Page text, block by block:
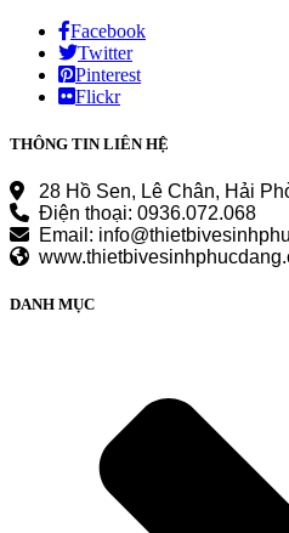
Facebook
Twitter
Pinterest
Flickr
THÔNG TIN LIÊN HỆ
28 Hồ Sen, Lê Chân, Hải
Điện thoại: 0936.072.068
Email:
DANH MỤC